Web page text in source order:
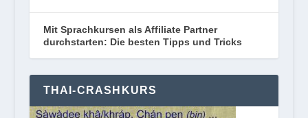
Mit Sprachkursen als Affiliate Partner
durchstarten: Die besten Tipps und Tricks
THAI-CRASHKURS